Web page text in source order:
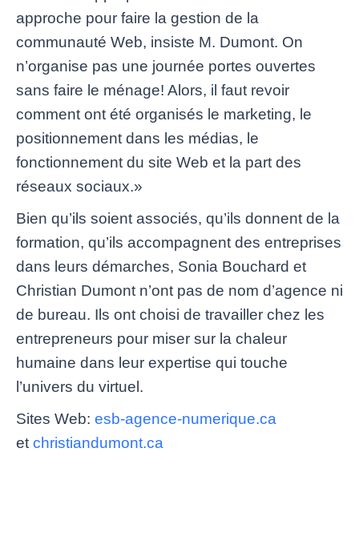
approche pour faire la gestion de la
communauté Web, insiste M. Dumont. On
n’organise pas une journée portes ouvertes
sans faire le ménage! Alors, il faut revoir
comment ont été organisés le marketing, le
positionnement dans les médias, le
fonctionnement du site Web et la part des
réseaux sociaux.»
Bien qu’ils soient associés, qu’ils donnent de la
formation, qu’ils accompagnent des entreprises
dans leurs démarches, Sonia Bouchard et
Christian Dumont n’ont pas de nom d’agence ni
de bureau. Ils ont choisi de travailler chez les
entrepreneurs pour miser sur la chaleur
humaine dans leur expertise qui touche
l’univers du virtuel.
Sites Web: esb-agence-numerique.ca
et christiandumont.ca